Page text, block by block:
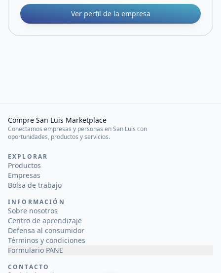
Ver perfil de la empresa
Compre San Luis Marketplace
Conectamos empresas y personas en San Luis con
oportunidades, productos y servicios.
EXPLORAR
Productos
Empresas
Bolsa de trabajo
INFORMACIÓN
Sobre nosotros
Centro de aprendizaje
Defensa al consumidor
Términos y condiciones
Formulario PANE
CONTACTO